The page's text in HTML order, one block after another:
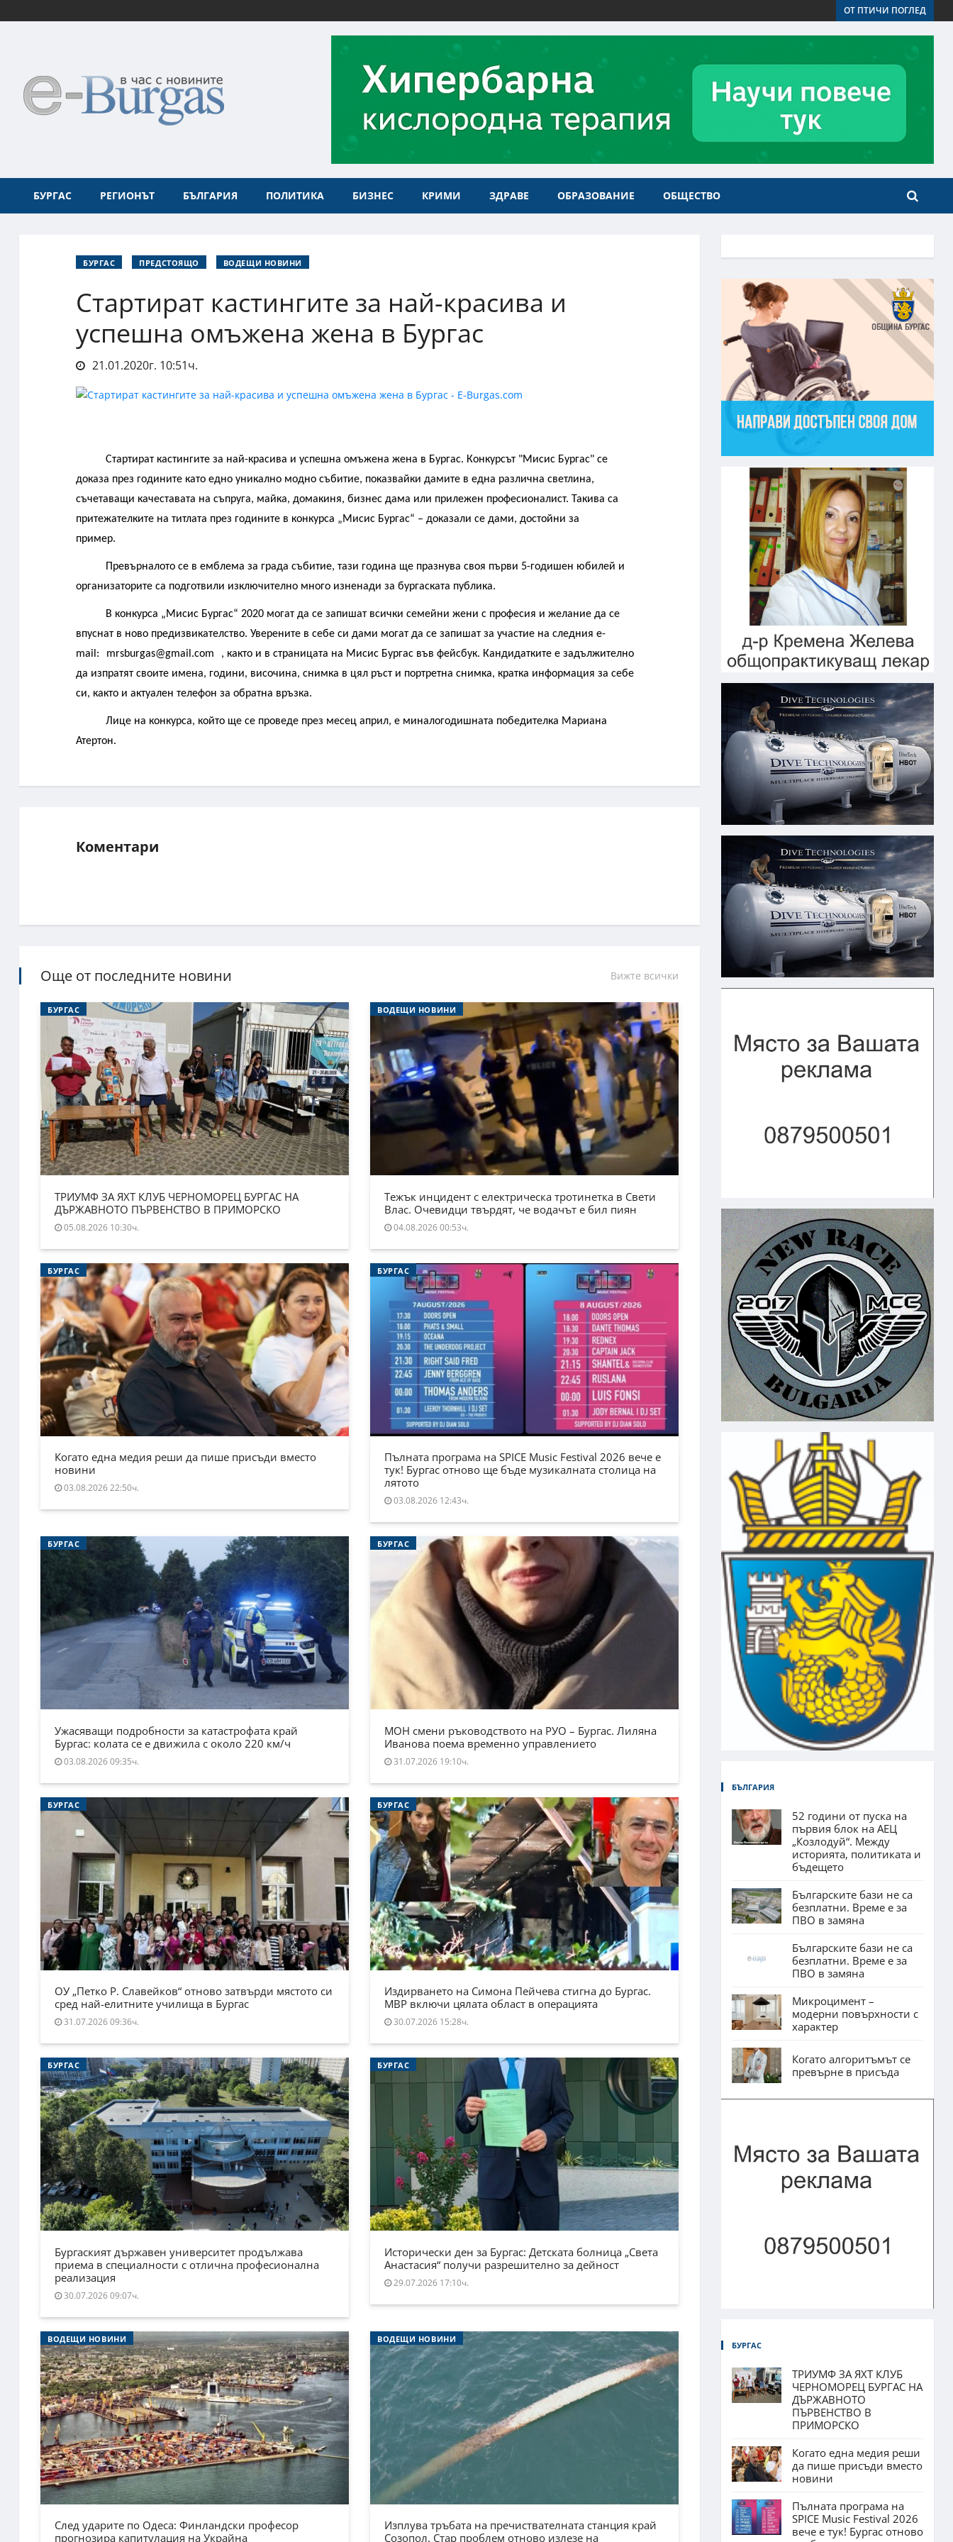
ОТ ПТИЧИ ПОГЛЕД
БУРГАС РЕГИОНЪТ БЪЛГАРИЯ ПОЛИТИКА БИЗНЕС КРИМИ ЗДРАВЕ ОБРАЗОВАНИЕ ОБЩЕСТВО
БУРГАС ПРЕДСТОЯЩО ВОДЕЩИ НОВИНИ
Стартират кастингите за най-красива и
успешна омъжена жена в Бургас
21.01.2020г. 10:51ч.
Стартират кастингите за най-красива и успешна омъжена жена в Бургас. Конкурсът "Мисис Бургас" се
доказа през годините като едно уникално модно събитие, показвайки дамите в една различна светлина,
съчетаващи качеставата на съпруга, майка, домакиня, бизнес дама или прилежен професионалист. Такива са
притежателките на титлата през годините в конкурса „Мисис Бургас“ – доказали се дами, достойни за
пример.
Превърналото се в емблема за града събитие, тази година ще празнува своя първи 5-годишен юбилей и
организаторите са подготвили изключително много изненади за бургаската публика.
В конкурса „Мисис Бургас“ 2020 могат да се запишат всички семейни жени с професия и желание да се
впуснат в ново предизвикателство. Уверените в себе си дами могат да се запишат за участие на следния e-
mail:
mrsburgas@gmail.com
, както и в страницата на Мисис Бургас във фейсбук. Кандидатките е задължително
да изпратят своите имена, години, височина, снимка в цял ръст и портретна снимка, кратка информация за себе
си, както и актуален телефон за обратна връзка.
Лице на конкурса, който ще се проведе през месец април, е миналогодишната победителка Мариана
Атертон.
Коментари
Още от последните новини Вижте всички
БУРГАС
ТРИУМФ ЗА ЯХТ КЛУБ ЧЕРНОМОРЕЦ БУРГАС НА
ДЪРЖАВНОТО ПЪРВЕНСТВО В ПРИМОРСКО
05.08.2026 10:30ч.
ВОДЕЩИ НОВИНИ
Тежък инцидент с електрическа тротинетка в Свети
Влас. Очевидци твърдят, че водачът е бил пиян
04.08.2026 00:53ч.
БУРГАС
Когато една медия реши да пише присъди вместо
новини
03.08.2026 22:50ч.
БУРГАС
Пълната програма на SPICE Music Festival 2026 вече е
тук! Бургас отново ще бъде музикалната столица на
лятото
03.08.2026 12:43ч.
БУРГАС
Ужасяващи подробности за катастрофата край
Бургас: колата се е движила с около 220 км/ч
03.08.2026 09:35ч.
БУРГАС
МОН смени ръководството на РУО – Бургас. Лиляна
Иванова поема временно управлението
31.07.2026 19:10ч.
БУРГАС
ОУ „Петко Р. Славейков“ отново затвърди мястото си
сред най-елитните училища в Бургас
31.07.2026 09:36ч.
БУРГАС
Издирването на Симона Пейчева стигна до Бургас.
МВР включи цялата област в операцията
30.07.2026 15:28ч.
БУРГАС
Бургаският държавен университет продължава
приема в специалности с отлична професионална
реализация
30.07.2026 09:07ч.
БУРГАС
Исторически ден за Бургас: Детската болница „Света
Анастасия“ получи разрешително за дейност
29.07.2026 17:10ч.
ВОДЕЩИ НОВИНИ
След ударите по Одеса: Финландски професор
прогнозира капитулация на Украйна
ВОДЕЩИ НОВИНИ
Изплува тръбата на пречиствателната станция край
Созопол. Стар проблем отново излезе на
БЪЛГАРИЯ
52 години от пуска на
първия блок на АЕЦ
„Козлодуй“. Между
историята, политиката и
бъдещето
Българските бази не са
безплатни. Време е за
ПВО в замяна
Българските бази не са
безплатни. Време е за
ПВО в замяна
Микроцимент –
модерни повърхности с
характер
Когато алгоритъмът се
превърне в присъда
БУРГАС
ТРИУМФ ЗА ЯХТ КЛУБ
ЧЕРНОМОРЕЦ БУРГАС НА
ДЪРЖАВНОТО
ПЪРВЕНСТВО В
ПРИМОРСКО
Когато една медия реши
да пише присъди вместо
новини
Пълната програма на
SPICE Music Festival 2026
вече е тук! Бургас отново